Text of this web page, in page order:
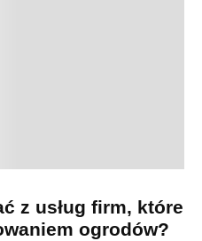
z usług firm, które
ogrodów?